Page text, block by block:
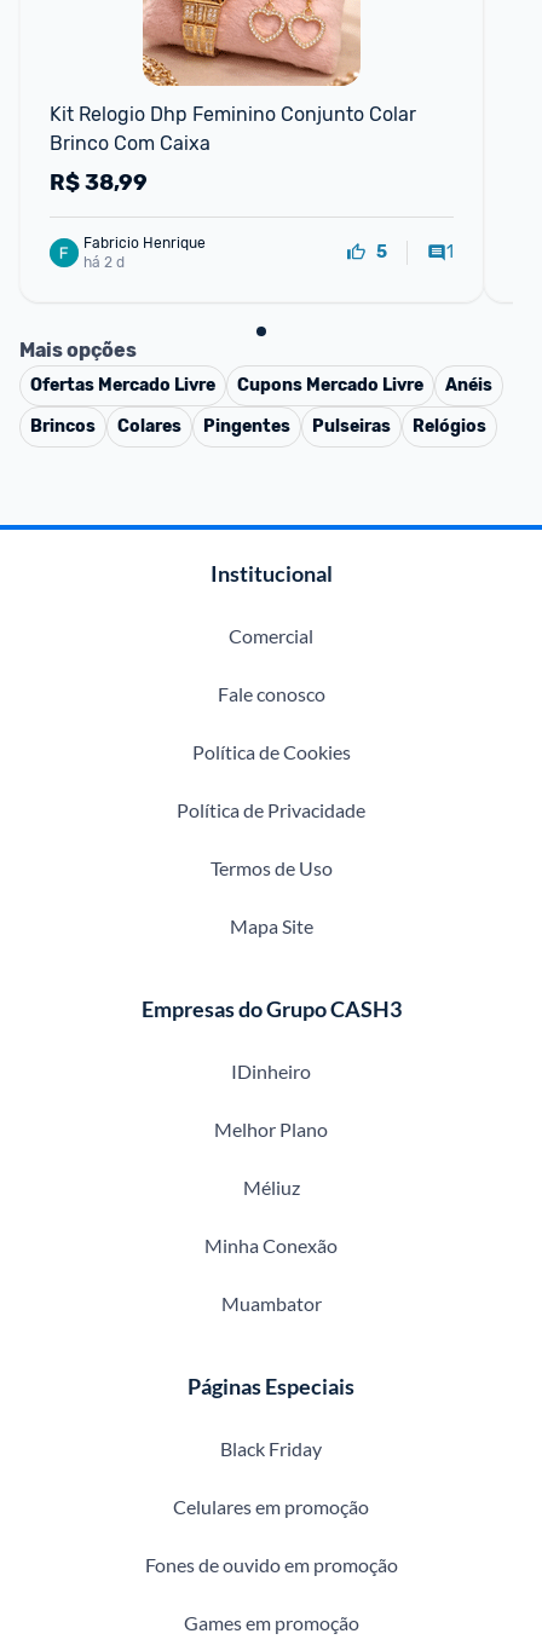
Kit Relogio Dhp Feminino Conjunto Colar
Brinco Com Caixa
R$38,99
Fabricio Henrique
há 2 d
5 1
Mais opções
Ofertas Mercado Livre Cupons Mercado Livre
Anéis
Brincos
Colares Pingentes Pulseiras Relógios
Institucional
Comercial
Fale conosco
Política de Cookies
Política de Privacidade
Termos de Uso
Mapa Site
Empresas do Grupo CASH3
IDinheiro
Melhor Plano
Méliuz
Minha Conexão
Muambator
Páginas Especiais
Black Friday
Celulares em promoção
Fones de ouvido em promoção
Games em promoção